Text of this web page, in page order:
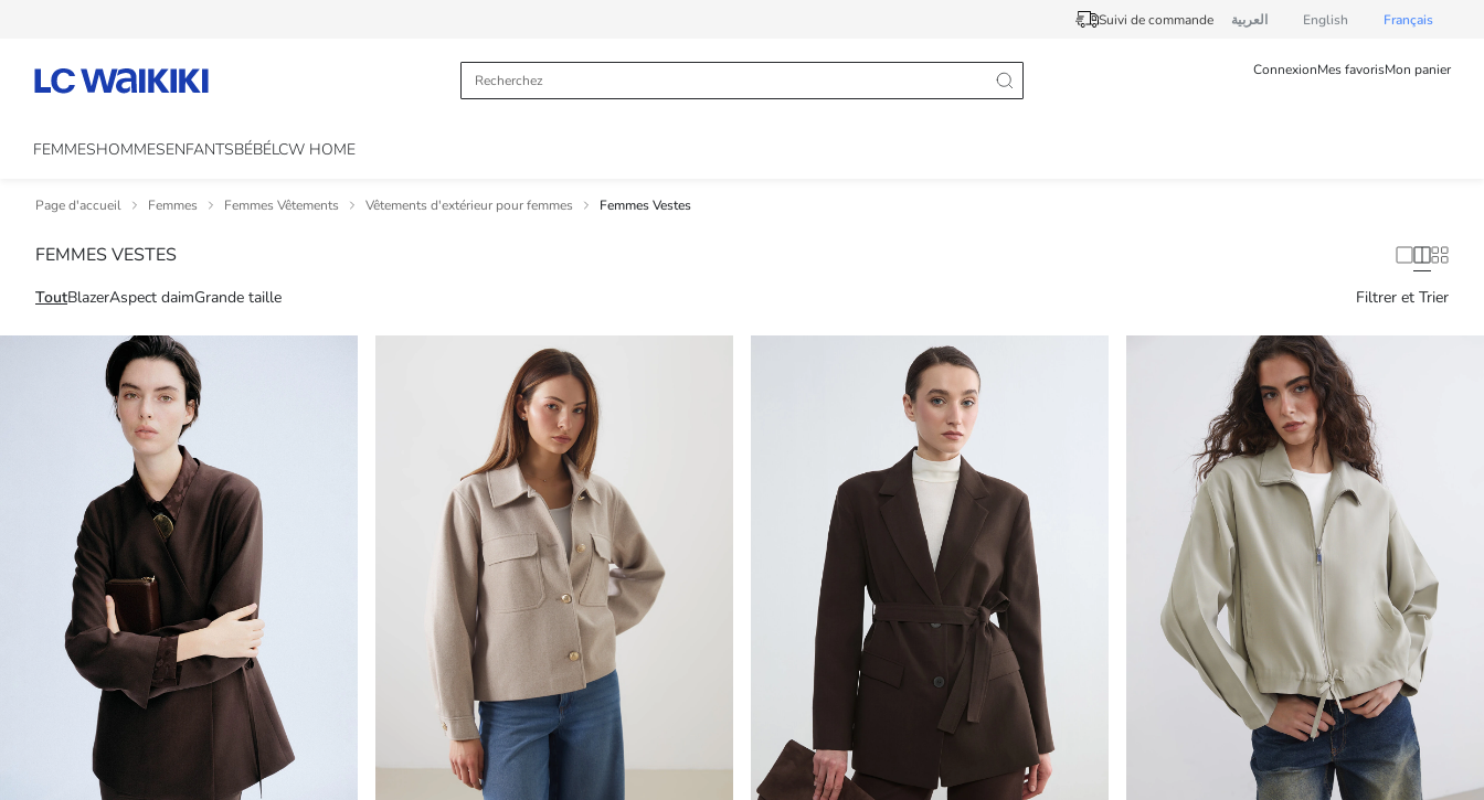
Suivi de commande العربية English Français
ConnexionMes favorisMon panier
FEMMESHOMMESENFANTSBÉBÉLCW HOME
Page d'accueil Femmes Femmes Vêtements Vêtements d'extérieur pour femmes Femmes Vestes
FEMMES VESTES
ToutBlazerAspect daimGrande taille Filtrer et Trier